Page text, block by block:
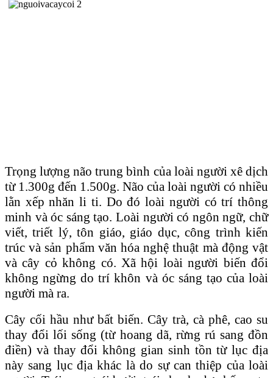
Trọng lượng não trung bình của loài người xê dịch
từ 1.300g đến 1.500g. Não của loài người có nhiều
lằn xếp nhăn li ti. Do đó loài người có trí thông
minh và óc sáng tạo. Loài người có ngôn ngữ, chữ
viết, triết lý, tôn giáo, giáo dục, công trình kiến
trúc và sản phẩm văn hóa nghệ thuật mà động vật
và cây cỏ không có. Xã hội loài người biến đổi
không ngừng do trí khôn và óc sáng tạo của loài
người mà ra.
Cây cối hầu như bất biến. Cây trà, cà phê, cao su
thay đổi lối sống (từ hoang dã, rừng rú sang đồn
điền) và thay đổi không gian sinh tồn từ lục địa
này sang lục địa khác là do sự can thiệp của loài